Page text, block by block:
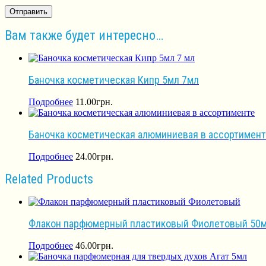
Вам также будет интересно…
Баночка косметическая Кипр 5мл 7мл
Подробнее 11.00грн.
Баночка косметическая алюминиевая в
Подробнее 24.00грн.
Related Products
Флакон парфюмерный пластиковый Фиолетовый
Подробнее 46.00грн.